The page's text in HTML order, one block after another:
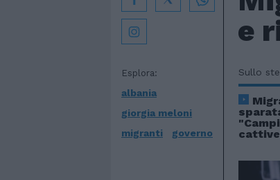
e
Esplora:
albania
giorgia meloni
migranti
governo
Sullo